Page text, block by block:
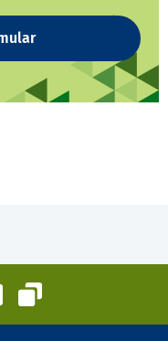
E-Mail
Link kopieren